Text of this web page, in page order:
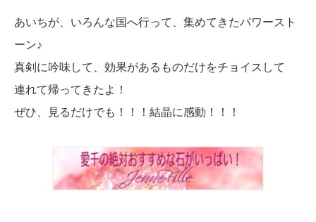
あいちが、いろんな国へ行って、集めてきたパワースト
ーン♪
真剣に吟味して、効果があるものだけをチョイスして
連れて帰ってきたよ！
ぜひ、見るだけでも！！！結晶に感動！！！